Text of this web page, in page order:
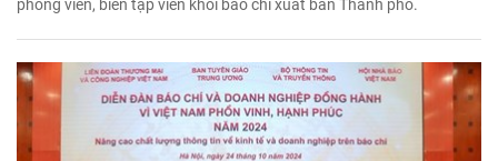
phóng viên, biên tập viên khối báo chí xuất bản Thành phố.